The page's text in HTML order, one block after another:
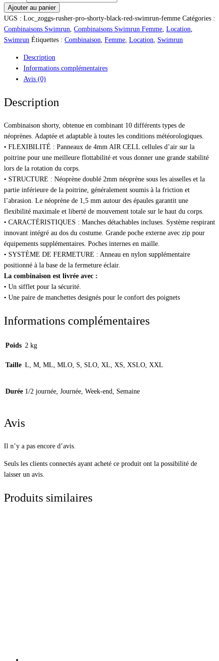
Ajouter au panier
UGS : Loc_zoggs-rusher-pro-shorty-black-red-swimrun-femme Catégories :
Combinaisons Swimrun, Combinaisons Swimrun Femme, Location,
Swimrun Étiquettes : Combinaison, Femme, Location, Swimrun
Description
Informations complémentaires
Avis (0)
Description
Combinaison shorty, obtenue en combinant 10 différents types de
néoprènes. Adaptée et adaptable à toutes les conditions météorologiques.
• FLEXIBILITÉ : Panneaux de 4mm AIR CELL cellules d’air sur la
poitrine pour une meilleure flottabilité et vous donner une grande stabilité
lors de la rotation du corps.
• STRUCTURE : Néoprène doublé 2mm néoprène sous les aisselles et la
partie inférieure de la poitrine, généralement soumis à la friction et
l’abrasion. Le néoprène de 1,5 mm autour des épaules garantit une
flexibilité maximale et liberté de mouvement totale sur le haut du corps.
• CARACTÉRISTIQUES : Manches détachables incluses. Système respirant
innovant intégré au dos du costume. Grande poche externe avec zip pour
équipements supplémentaires. Poches internes en maille.
• SYSTÈME DE FERMETURE : Anneau en nylon supplémentaire
positionné à la base de la fermeture éclair.
La combinaison est livrée avec :
• Un sifflet pour la sécurité.
• Une paire de manchettes designés pour le confort des poignets
Informations complémentaires
Poids 2 kg
Taille L, M, ML, MLO, S, SLO, XL, XS, XSLO, XXL
Durée 1/2 journée, Journée, Week-end, Semaine
Avis
Il n’y a pas encore d’avis.
Seuls les clients connectés ayant acheté ce produit ont la possibilité de
laisser un avis.
Produits similaires